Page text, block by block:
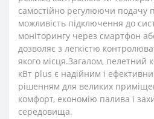
самостійно регулюючи подачу
можливість підключення до
моніторингу через смартфон
дозволяє з легкістю
якого місця.Загалом, пелетний
кВт plus є надійним і
рішенням для великих
комфорт, економію палива і
середовища.